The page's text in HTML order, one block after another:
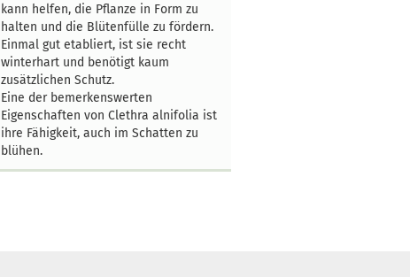
kann helfen, die Pflanze in Form zu
halten und die Blütenfülle zu fördern.
Einmal gut etabliert, ist sie recht
winterhart und benötigt kaum
zusätzlichen Schutz.
Eine der bemerkenswerten
Eigenschaften von Clethra alnifolia ist
ihre Fähigkeit, auch im Schatten zu
blühen.